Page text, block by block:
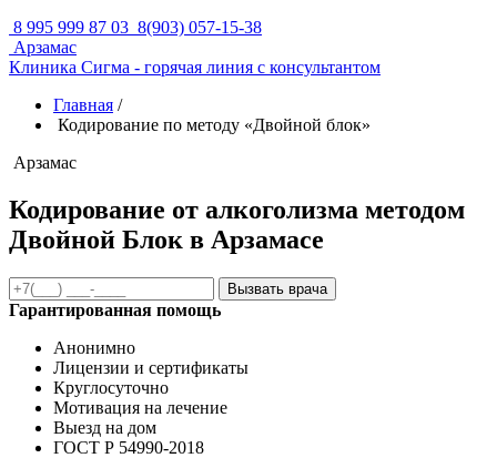
8 995 999 87 03 8(903) 057-15-38
Арзамас
Клиника Сигма - горячая линия с консультантом
Главная /
Кодирование по методу «Двойной блок»
Арзамас
Кодирование от алкоголизма методом
Двойной Блок в Арзамасе
Вызвать врача
Гарантированная помощь
Анонимно
Лицензии и сертификаты
Круглосуточно
Мотивация на лечение
Выезд на дом
ГОСТ Р 54990-2018